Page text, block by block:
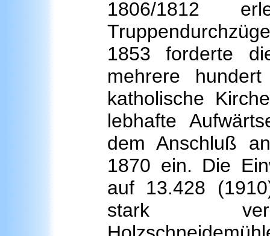
1806/1812
1853 forderte
mehrere
katholische
lebhafte
dem Anschluß
1870 ein. Die
auf 13.428
stark